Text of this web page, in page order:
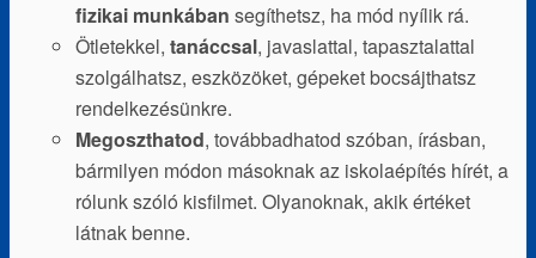
fizikai munkában segíthetsz, ha mód nyílik rá.
Ötletekkel, tanáccsal, javaslattal, tapasztalattal
szolgálhatsz, eszközöket, gépeket bocsájthatsz
rendelkezésünkre.
Megoszthatod, továbbadhatod szóban, írásban,
bármilyen módon másoknak az iskolaépítés hírét, a
rólunk szóló kisfilmet. Olyanoknak, akik értéket
látnak benne.